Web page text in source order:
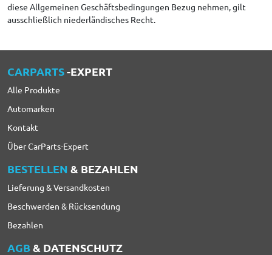
diese Allgemeinen Geschäftsbedingungen Bezug nehmen, gilt
ausschließlich niederländisches Recht.
CARPARTS-EXPERT
Alle Produkte
Automarken
Kontakt
Über CarParts-Expert
BESTELLEN & BEZAHLEN
Lieferung & Versandkosten
Beschwerden & Rücksendung
Bezahlen
AGB& DATENSCHUTZ